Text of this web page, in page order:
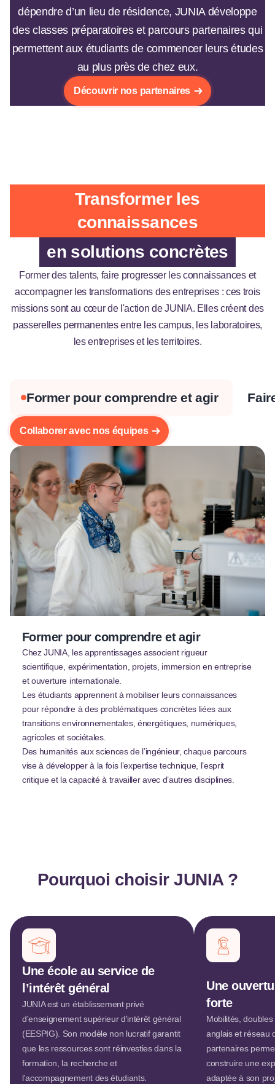
dépendre d’un lieu de résidence, JUNIA développe
des classes préparatoires et parcours partenaires qui
permettent aux étudiants de commencer leurs études
au plus près de chez eux.
Découvrir nos partenaires
Transformer les
connaissances
en solutions concrètes
Former des talents, faire progresser les connaissances et
accompagner les transformations des entreprises : ces trois
missions sont au cœur de l'action de JUNIA. Elles créent des
passerelles permanentes entre les campus, les laboratoires,
les entreprises et les territoires.
Former pour comprendre et agir
Collaborer avec nos équipes
Former pour comprendre et agir
Chez JUNIA, les apprentissages associent rigueur
scientifique, expérimentation, projets, immersion en entreprise
et ouverture internationale.
Les étudiants apprennent à mobiliser leurs connaissances
pour répondre à des problématiques concrètes liées aux
transitions environnementales, énergétiques, numériques,
agricoles et sociétales.
Des humanités aux sciences de l’ingénieur, chaque parcours
vise à développer à la fois l’expertise technique, l’esprit
critique et la capacité à travailler avec d’autres disciplines.
Pourquoi choisir JUNIA ?
Une école au service de
l’intérêt général
JUNIA est un établissement privé
d'enseignement supérieur d'intérêt général
(EESPIG). Son modèle non lucratif garantit
que les ressources sont réinvesties dans la
formation, la recherche et
l'accompagnement des étudiants.
Une
forte
Mobilités,
anglais et réseau
partenaires
construire une
adaptée à son